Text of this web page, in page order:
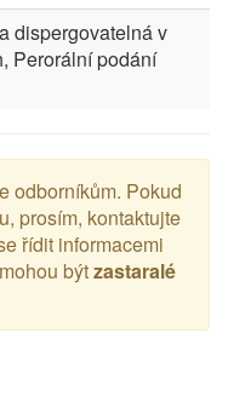
dispergovatelná v
Perorální podání
odborníkům. Pokud
prosím, kontaktujte
řídit informacemi
býtzastaralé